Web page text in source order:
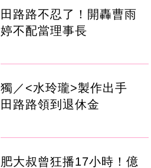
田路路不忍了！開轟曹雨
婷不配當理事長
獨／<水玲瓏>製作出手
田路路領到退休金
肥大叔曾狂播17小時！億